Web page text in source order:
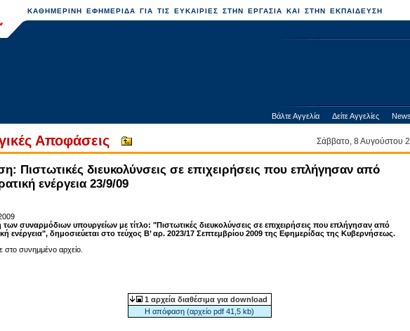
ΚΑΘΗΜΕΡΙΝΗ ΕΦΗΜΕΡΙΔΑ ΓΙΑ ΤΙΣ ΕΥΚΑΙΡΙΕΣ ΣΤΗΝ ΕΡΓΑΣΙΑ ΚΑΙ ΣΤΗΝ ΕΚΠΑΙΔΕΥΣΗ
Βάλτε Αγγελία Δείτε Αγγελίες
Αποφάσεις Σάββατο, 8 Αυγούστου
Πιστωτικές διευκολύνσεις σε επιχειρήσεις που επλήγησαν από
ενέργεια 23/9/09
συναρμόδιων υπουργείων με τίτλο: "Πιστωτικές διευκολύνσεις σε επιχειρήσεις που επλήγησαν από
ενέργεια", δημοσιεύεται στο τεύχος Β’ αρ. 2023/17 Σεπτεμβρίου 2009 της Εφημερίδας της Κυβερνήσεως.
στο συνημμένο αρχείο.
1 αρχεία διαθέσιμα για download
Η απόφαση (αρχείο pdf 41,5 kb)